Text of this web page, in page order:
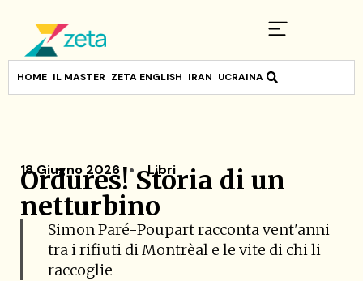
HOME IL MASTER ZETA ENGLISH IRAN UCRAINA
18 Giugno 2026 Libri
Ordures! Storia di un
netturbino
Simon Paré-Poupart racconta vent'anni
tra i rifiuti di Montrèal e le vite di chi li
raccoglie